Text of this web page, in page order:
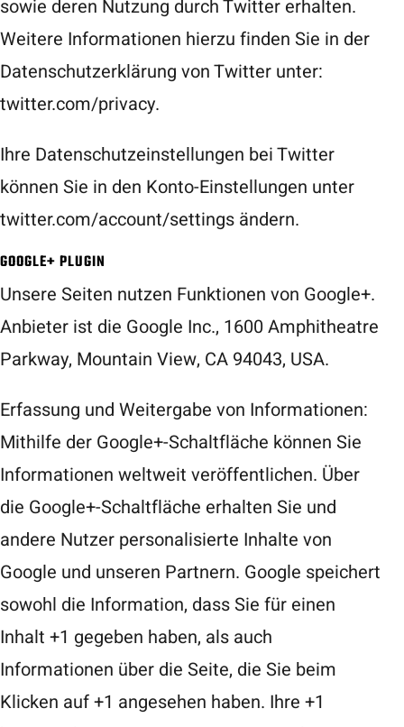
sowie deren Nutzung durch Twitter erhalten.
Weitere Informationen hierzu finden Sie in der
Datenschutzerklärung von Twitter unter:
twitter.com/privacy.
Ihre Datenschutzeinstellungen bei Twitter
können Sie in den Konto-Einstellungen unter
twitter.com/account/settings ändern.
GOOGLE+ PLUGIN
Unsere Seiten nutzen Funktionen von Google+.
Anbieter ist die Google Inc., 1600 Amphitheatre
Parkway, Mountain View, CA 94043, USA.
Erfassung und Weitergabe von Informationen:
Mithilfe der Google+-Schaltfläche können Sie
Informationen weltweit veröffentlichen. Über
die Google+-Schaltfläche erhalten Sie und
andere Nutzer personalisierte Inhalte von
Google und unseren Partnern. Google speichert
sowohl die Information, dass Sie für einen
Inhalt +1 gegeben haben, als auch
Informationen über die Seite, die Sie beim
Klicken auf +1 angesehen haben. Ihre +1